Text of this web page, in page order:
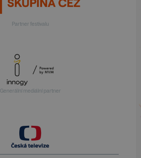
Partner festivalu
Generální mediální partner